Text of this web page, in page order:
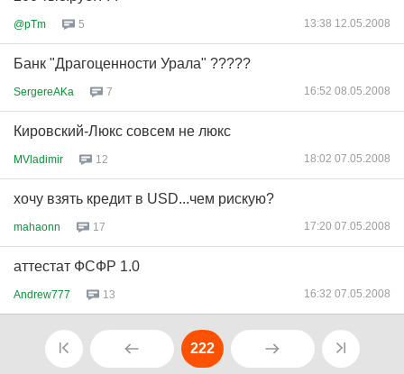
@pTm 5 13:38 12.05.2008
Банк "Драгоценности Урала" ?????
SergereAKa 7 16:52 08.05.2008
Кировский-Люкс совсем не люкс
MVladimir 12 18:02 07.05.2008
хочу взять кредит в USD...чем рискую?
mahaonn 17 17:20 07.05.2008
аттестат ФСФР 1.0
Andrew777 13 16:32 07.05.2008
222